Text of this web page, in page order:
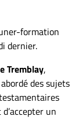
formation
dernier.
Tremblay,
des sujets
un